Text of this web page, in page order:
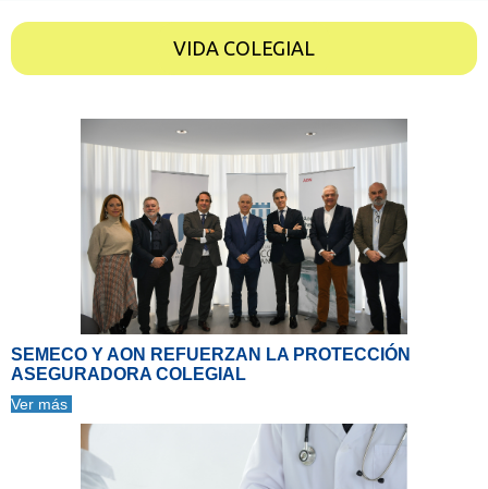
VIDA COLEGIAL
SEMECO Y AON REFUERZAN LA PROTECCIÓN
ASEGURADORA COLEGIAL
Ver más